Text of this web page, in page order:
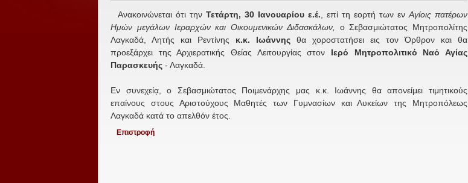
Ανακοινώνεται ότι την Τετάρτη, 30 Ιανουαρίου ε.έ. , επί τη εορτή των εν Αγίοις πατέρων
Ημών μεγάλων Ιεραρχών και Οικουμενικών Διδασκάλων, ο Σεβασμιώτατος Μητροπολίτης
Λαγκαδά, Λητής και Ρεντίνης κ.κ. Ιωάννης θα χοροστατήσει εις τον Όρθρον και θα
προεξάρχει της Αρχιερατικής Θείας Λειτουργίας στον Ιερό Μητροπολιτικό Ναό Αγίας
Παρασκευής - Λαγκαδά.
Εν συνεχείᾳ, ο Σεβασμιώτατος Ποιμενάρχης μας κ.κ. Ιωάννης θα απονείμει τιμητικούς
επαίνους στους Αριστούχους Μαθητές των Γυμνασίων και Λυκείων της Μητροπόλεως
Λαγκαδά κατά το απελθόν έτος.
Επιστροφή